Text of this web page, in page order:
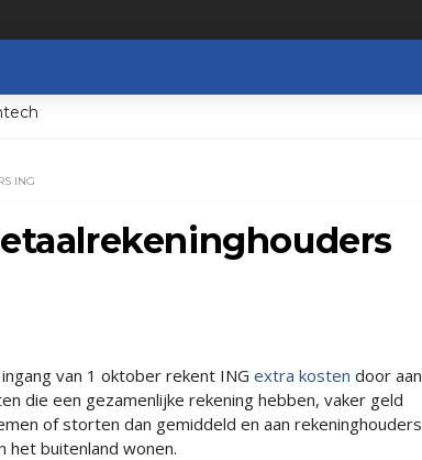
ING
van 1 oktober rekent ING extra kosten door aan
die een gezamenlijke rekening hebben, vaker geld
of storten dan gemiddeld en aan rekeninghouders
het buitenland wonen.